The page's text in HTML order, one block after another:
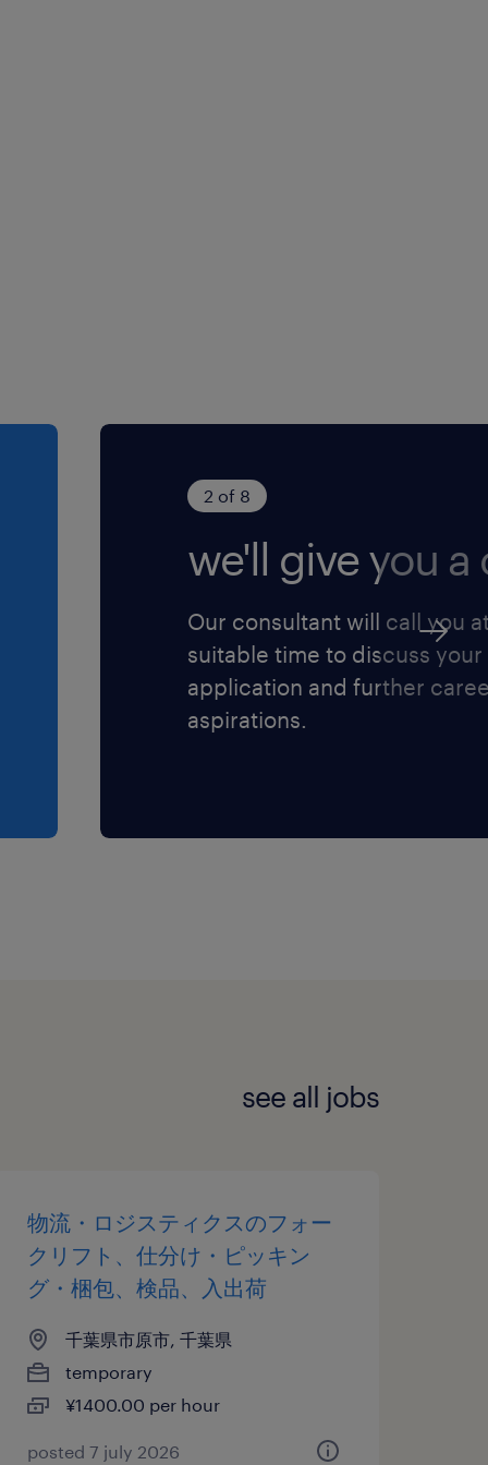
2 of 8
we'll give you a
Our consultant will call you
suitable time to discuss your
application and further
aspirations.
see all jobs
物流・ロジスティクスのフォー
クリフト、仕分け・ピッキン
グ・梱包、検品、入出荷
千葉県市原市, 千葉県
temporary
¥1400.00 per hour
posted 7 july 2026